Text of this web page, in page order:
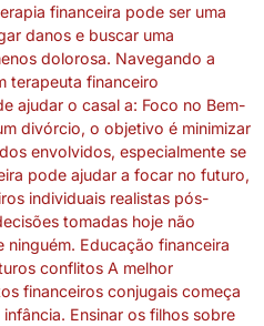
financeira pode ser uma
danos e buscar uma
dolorosa. Navegando a
terapeuta financeiro
ajudar o casal a: Foco no Bem-
divórcio, o objetivo é minimizar
envolvidos, especialmente se
pode ajudar a focar no futuro,
individuais realistas pós-
tomadas hoje não
Educação financeira
conflitos A melhor
financeiros conjugais começa
Ensinar os filhos sobre